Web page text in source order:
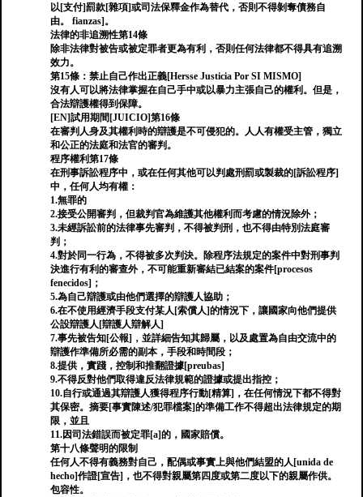
以[支付]罰款[雜項]或司法保釋金作為替代，否則不得剝奪債務自
由。 fianzas]。
法律的非追溯性第14條
除非法律對被告或被定罪者更為有利，否則任何法律都不得具有追溯
效力。
第15條：禁止自己作出正義[Hersse Justicia Por SI MISMO]
沒有人可以將法律掌握在自己手中或以暴力主張自己的權利。但是，
合法辯護權得到保障。
[EN]試用期間[JUICIO]第16條
在審判人身及其權利時的辯護是不可侵犯的。人人有權受主管，獨立
和公正的法庭和法官的審判。
程序權利第17條
在刑事訴訟程序中，或在任何其他可以判處刑罰或製裁的[訴訟程序]
中，任何人均有權：
1.無罪的
2.接受公開審判，但裁判官為維護其他權利而考慮的情況除外；
3.未經訴訟前的法律事先審判，不得被判刑，也不得由特別法庭審
判；
4.對於同一行為，不得被多次判決。除程序法規定的案件中對刑事判
決進行有利的審查外，不可能重新審結已結案的案件[procesos
fenecidos]；
5.為自己辯護或由他們選擇的辯護人協助；
6.在不使用經濟手段支付某人[索償人]的情況下，讓國家向他們提供
公設辯護人[辯護人辯解人]
7.事先被告知[公報]，並詳細告知其歸屬，以及處置為自由交流中的
辯護作準備所必需的副本，手段和時間段；
8.提供，實踐，控制和推翻證據[preubas]
9.不得反對他們取得違反法律規範的證據或提出指控；
10.自行或通過其辯護人獲得程序行動[精算]，在任何情況下都不得對
其保密。摘要[事實陳述/犯罪檔案]的準備工作不得超出法律規定的期
限，並且
11.因司法錯誤而被定罪[a]的，國家賠償。
第十八條聲明的限制
任何人不得有義務對自己，配偶或事實上與他們結盟的人[unida de
hecho]作證[宣告]，也不得對親屬第四度或第二度以下的親屬作供。
包容性。